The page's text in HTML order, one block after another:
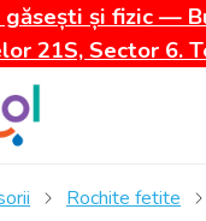
și fizic —
21S, Sector 6.
Rochite fetite